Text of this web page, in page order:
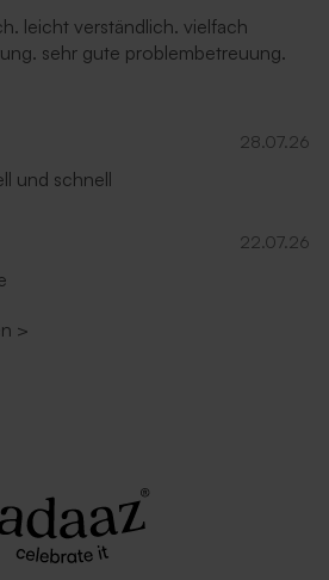
leicht verständlich. vielfach
sehr gute problembetreuung.
28.07.26
und schnell
22.07.26
>